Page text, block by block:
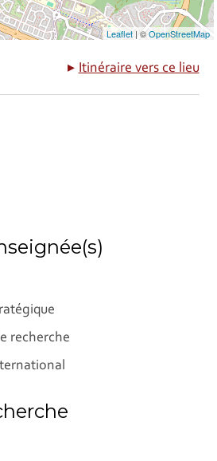
Leaflet| ©OpenStreetMap
Itinéraire vers ce lieu
recherche